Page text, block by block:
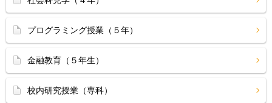
プログラミング授業（５年）
金融教育（５年生）
校内研究授業（専科）